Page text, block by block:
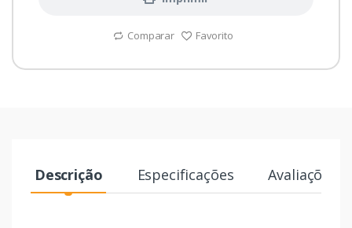
Comparar Favorito
Descrição Especificações Avaliações